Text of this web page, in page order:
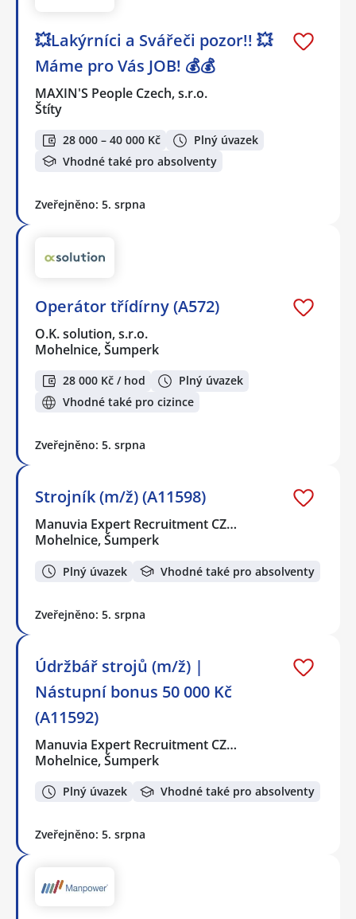
💥Lakýrníci a Svářeči pozor!! 💥
Máme pro Vás JOB! 💰💰
MAXIN'S People Czech, s.r.o.
Štíty
28 000 – 40 000 Kč
Plný úvazek
Vhodné také pro absolventy
Zveřejněno: 5. srpna
Operátor třídírny (A572)
O.K. solution, s.r.o.
Mohelnice, Šumperk
28 000 Kč / hod
Plný úvazek
Vhodné také pro cizince
Zveřejněno: 5. srpna
Strojník (m/ž) (A11598)
Manuvia Expert Recruitment CZ…
Mohelnice, Šumperk
Plný úvazek Vhodné také pro absolventy
Zveřejněno: 5. srpna
Údržbář strojů (m/ž) |
Nástupní bonus 50 000 Kč
(A11592)
Manuvia Expert Recruitment CZ…
Mohelnice, Šumperk
Plný úvazek Vhodné také pro absolventy
Zveřejněno: 5. srpna